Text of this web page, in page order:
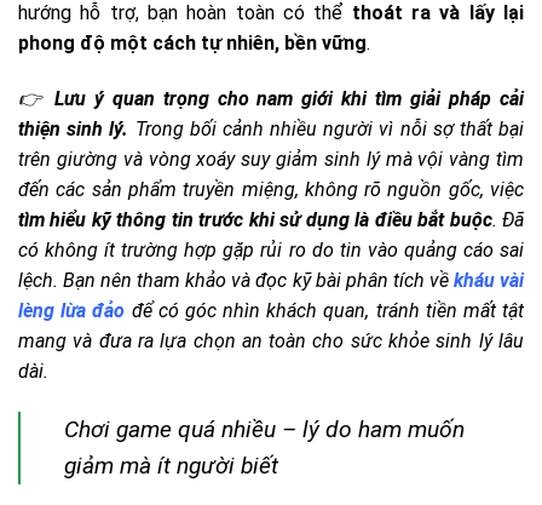
hướng hỗ trợ, bạn hoàn toàn có thể thoát ra và lấy lại
phong độ một cách tự nhiên, bền vững.
👉 Lưu ý quan trọng cho nam giới khi tìm giải pháp cải
thiện sinh lý. Trong bối cảnh nhiều người vì nỗi sợ thất bại
trên giường và vòng xoáy suy giảm sinh lý mà vội vàng tìm
đến các sản phẩm truyền miệng, không rõ nguồn gốc, việc
tìm hiểu kỹ thông tin trước khi sử dụng là điều bắt buộc. Đã
có không ít trường hợp gặp rủi ro do tin vào quảng cáo sai
lệch. Bạn nên tham khảo và đọc kỹ bài phân tích về kháu vài
lèng lừa đảo để có góc nhìn khách quan, tránh tiền mất tật
mang và đưa ra lựa chọn an toàn cho sức khỏe sinh lý lâu
dài.
Chơi game quá nhiều – lý do ham muốn
giảm mà ít người biết